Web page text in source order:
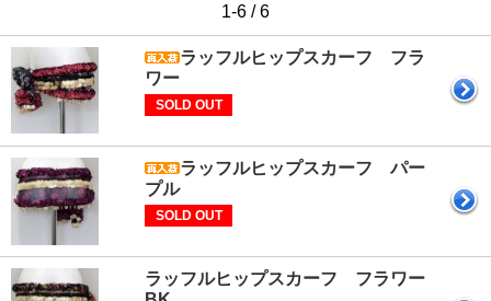
1-6 / 6
ラッフルヒップスカーフ フラ
ワー
SOLD OUT
ラッフルヒップスカーフ パー
プル
SOLD OUT
ラッフルヒップスカーフ フラワー